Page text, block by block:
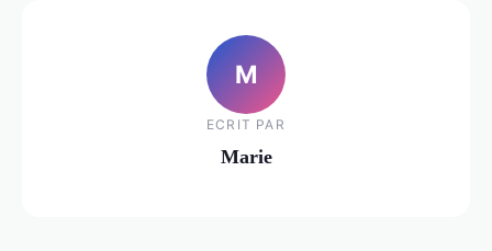
M
ECRIT PAR
Marie